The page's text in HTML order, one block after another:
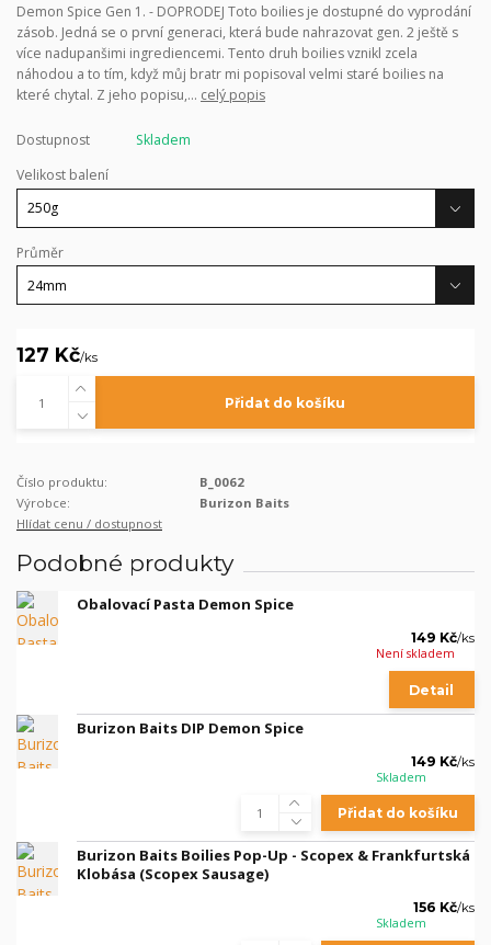
Demon Spice Gen 1. - DOPRODEJ Toto boilies je dostupné do vyprodání
zásob. Jedná se o první generaci, která bude nahrazovat gen. 2 ještě s
více nadupanšimi ingrediencemi. Tento druh boilies vznikl zcela
náhodou a to tím, když můj bratr mi popisoval velmi staré boilies na
které chytal. Z jeho popisu,... celý popis
Dostupnost
Skladem
Velikost balení
Průměr
127 Kč/ks
Přidat do košíku
Číslo produktu:
B_0062
Výrobce:
Burizon Baits
Hlídat cenu / dostupnost
Podobné produkty
Obalovací Pasta Demon Spice
149 Kč/ks
Není skladem
Detail
Burizon Baits DIP Demon Spice
149 Kč/ks
Skladem
Přidat do košíku
Burizon Baits Boilies Pop-Up - Scopex & Frankfurtská
Klobása (Scopex Sausage)
156 Kč/ks
Skladem